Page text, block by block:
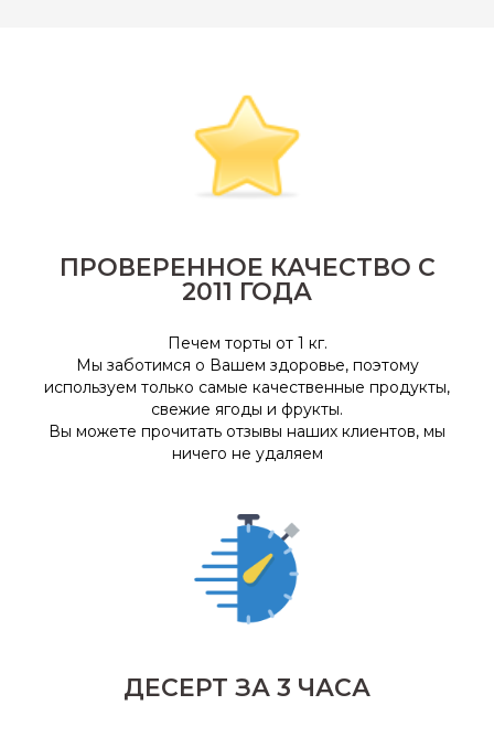
ПРОВЕРЕННОЕ КАЧЕСТВО С
2011 ГОДА
Печем торты от 1 кг.
Мы заботимся о Вашем здоровье, поэтому
используем только самые качественные продукты,
свежие ягоды и фрукты.
Вы можете прочитать отзывы наших клиентов, мы
ничего не удаляем
ДЕСЕРТ ЗА 3 ЧАСА